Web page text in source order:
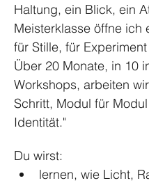
Haltung, ein Blick, ein
Meisterklasse öffne ich
für Stille, für
Über 20 Monate, in 10
Workshops, arbeiten
Schritt, Modul für
Identität."
Du wirst:
lernen, wie Licht,